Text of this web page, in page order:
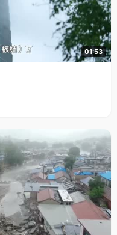
01:53